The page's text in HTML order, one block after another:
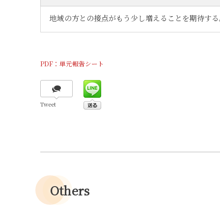
地域の方との接点がもう少し増えることを期待す
PDF：単元報告シート
Tweet
Others